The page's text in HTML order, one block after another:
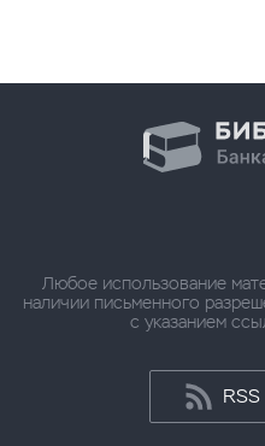
Любое использование
наличии письменного
с указанием